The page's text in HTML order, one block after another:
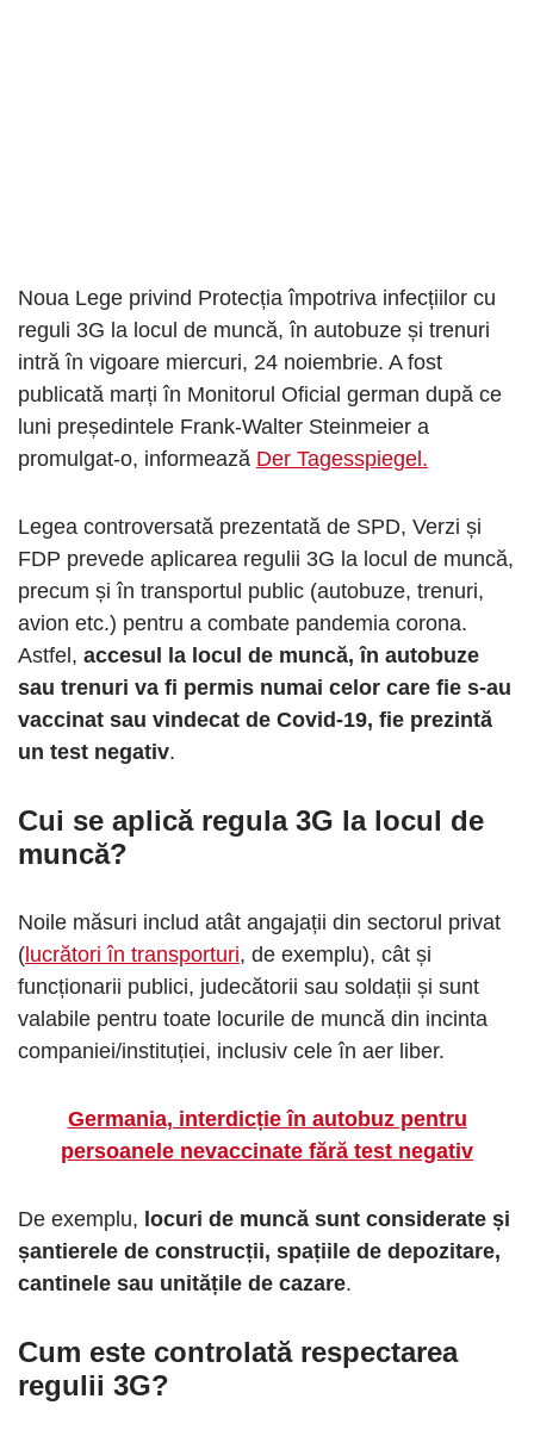
Noua Lege privind Protecția împotriva infecțiilor cu
reguli 3G la locul de muncă, în autobuze și trenuri
intră în vigoare miercuri, 24 noiembrie. A fost
publicată marți în Monitorul Oficial german după ce
luni președintele Frank-Walter Steinmeier a
promulgat-o, informează Der Tagesspiegel.
Legea controversată prezentată de SPD, Verzi și
FDP prevede aplicarea regulii 3G la locul de muncă,
precum și în transportul public (autobuze, trenuri,
avion etc.) pentru a combate pandemia corona.
Astfel, accesul la locul de muncă, în autobuze
sau trenuri va fi permis numai celor care fie s-au
vaccinat sau vindecat de Covid-19, fie prezintă
un test negativ.
Cui se aplică regula 3G la locul de
muncă?
Noile măsuri includ atât angajații din sectorul privat
( lucrători în transporturi, de exemplu), cât și
funcționarii publici, judecătorii sau soldații și sunt
valabile pentru toate locurile de muncă din incinta
companiei/instituției, inclusiv cele în aer liber.
Germania, interdicție în autobuz pentru
persoanele nevaccinate fără test negativ
De exemplu, locuri de muncă sunt considerate și
șantierele de construcții, spațiile de depozitare,
cantinele sau unitățile de cazare.
Cum este controlată respectarea
regulii 3G?